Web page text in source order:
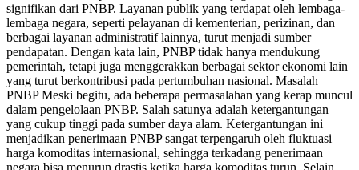
signifikan dari PNBP. Layanan publik yang terdapat oleh lembaga-
lembaga negara, seperti pelayanan di kementerian, perizinan, dan
berbagai layanan administratif lainnya, turut menjadi sumber
pendapatan. Dengan kata lain, PNBP tidak hanya mendukung
pemerintah, tetapi juga menggerakkan berbagai sektor ekonomi lain
yang turut berkontribusi pada pertumbuhan nasional. Masalah
PNBP Meski begitu, ada beberapa permasalahan yang kerap muncul
dalam pengelolaan PNBP. Salah satunya adalah ketergantungan
yang cukup tinggi pada sumber daya alam. Ketergantungan ini
menjadikan penerimaan PNBP sangat terpengaruh oleh fluktuasi
harga komoditas internasional, sehingga terkadang penerimaan
negara bisa menurun drastis ketika harga komoditas turun. Selain